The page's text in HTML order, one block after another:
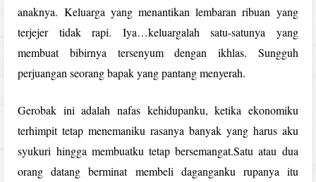
anaknya. Keluarga yang menantikan lembaran ribuan yang
terjejer tidak rapi. Iya…keluargalah satu-satunya yang
membuat bibirnya tersenyum dengan ikhlas. Sungguh
perjuangan seorang bapak yang pantang menyerah.
Gerobak ini adalah nafas kehidupanku, ketika ekonomiku
terhimpit tetap menemaniku rasanya banyak yang harus aku
syukuri hingga membuatku tetap bersemangat.Satu atau dua
orang datang berminat membeli daganganku rupanya itu